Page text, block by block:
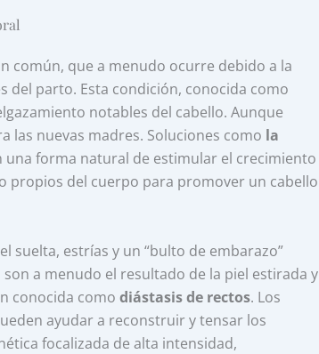
común, que a menudo ocurre debido a la
del parto. Esta condición, conocida como
notables del cabello. Aunque
las nuevas madres. Soluciones como la
una forma natural de estimular el crecimiento
propios del cuerpo para promover un cabello
suelta, estrías y un “bulto de embarazo”
a menudo el resultado de la piel estirada y
conocida como diástasis de rectos. Los
ayudar a reconstruir y tensar los
focalizada de alta intensidad,